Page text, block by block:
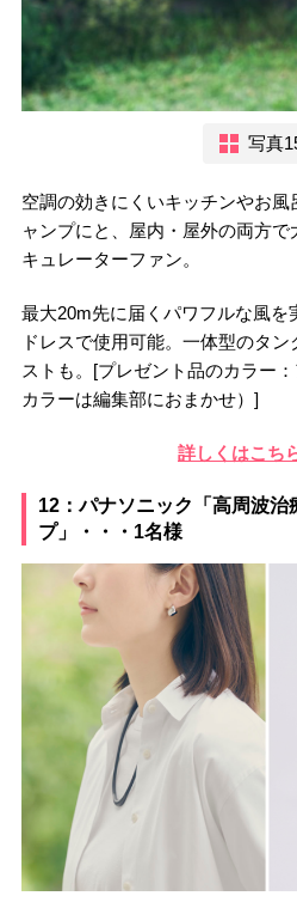
写真
空調の効きにくいキッチンやお
ャンプにと、屋内・屋外の両方
キュレーターファン。
最大20m先に届くパワフルな風を
ドレスで使用可能。一体型のタ
ストも。[プレゼント品のカラー
カラーは編集部におまかせ）]
詳しくはこち
12：パナソニック「高周波治
プ」・・・1名様